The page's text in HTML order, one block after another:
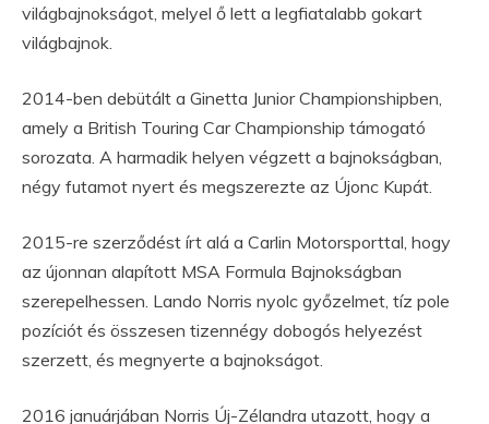
világbajnokságot, melyel ő lett a legfiatalabb gokart
világbajnok.
2014-ben debütált a Ginetta Junior Championshipben,
amely a British Touring Car Championship támogató
sorozata. A harmadik helyen végzett a bajnokságban,
négy futamot nyert és megszerezte az Újonc Kupát.
2015-re szerződést írt alá a Carlin Motorsporttal, hogy
az újonnan alapított MSA Formula Bajnokságban
szerepelhessen. Lando Norris nyolc győzelmet, tíz pole
pozíciót és összesen tizennégy dobogós helyezést
szerzett, és megnyerte a bajnokságot.
2016 januárjában Norris Új-Zélandra utazott, hogy a